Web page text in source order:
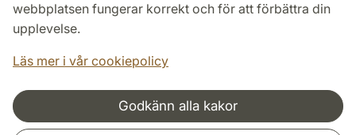
webbplatsen fungerar korrekt och för att förbättra din
upplevelse.
Läs mer i vår cookiepolicy
Godkänn alla kakor
Följ oss i sociala medier
Samarbeten och nätverk